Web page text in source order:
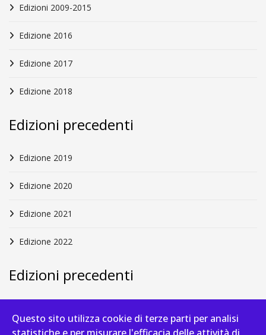
Edizioni 2009-2015
Edizione 2016
Edizione 2017
Edizione 2018
Edizioni precedenti
Edizione 2019
Edizione 2020
Edizione 2021
Edizione 2022
Edizioni precedenti
Questo sito utilizza cookie di terze parti per analisi